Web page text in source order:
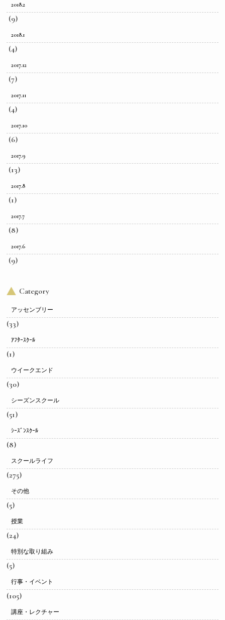
2018.2
(9)
2018.1
(4)
2017.12
(7)
2017.11
(4)
2017.10
(6)
2017.9
(13)
2017.8
(1)
2017.7
(8)
2017.6
(9)
Category
アッセンブリー
(33)
ｱﾌﾀｰｽｸｰﾙ
(1)
ウイークエンド
(30)
シーズンスクール
(51)
ｼｰｽﾞﾝｽｸｰﾙ
(8)
スクールライフ
(275)
その他
(5)
授業
(24)
特別な取り組み
(5)
行事・イベント
(105)
講座・レクチャー